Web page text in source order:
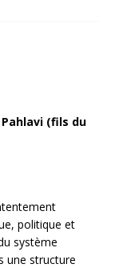
(fils du
politique et
système
une structure